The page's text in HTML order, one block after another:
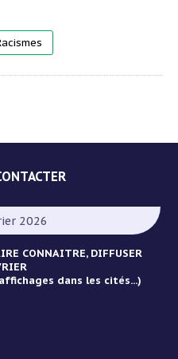
2026
CONNAITRE, DIFFUSER
dans les cités...)